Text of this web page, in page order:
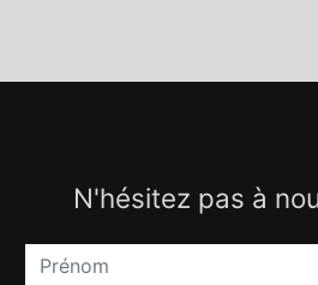
N'hésitez pas à